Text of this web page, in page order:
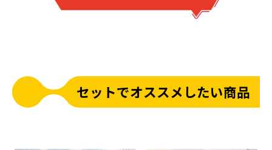
セットでオススメしたい商品